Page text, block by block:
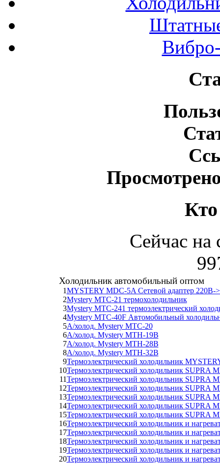
Кто
Сейчас на
Холодильник автомобильный оптом
1MYSTERY MDC-5A Сетевой адаптер 220В-
2Mystery MTC-21 термохолодильник
3Mystery MTC-241 термоэлектрический
4Mystery MTC-40F Автомобильный
5А/холод. Mystery MTC-20
6А/холод. Mystery MTH-19B
7А/холод. Mystery MTH-28B
8А/холод. Mystery MTH-32B
9Термоэлектрический холодильник
10Термоэлектрический холодильник SUPRA
11Термоэлектрический холодильник SUPRA
12Термоэлектрический холодильник SUPRA
13Термоэлектрический холодильник SUPRA
14Термоэлектрический холодильник SUPRA
15Термоэлектрический холодильник SUPRA
16Термоэлектрический холодильник и
17Термоэлектрический холодильник и
18Термоэлектрический холодильник и
19Термоэлектрический холодильник и
20Термоэлектрический холодильник и